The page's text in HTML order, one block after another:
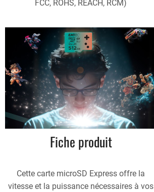
FCC, ROHS, REACH, RCM)
Fiche produit
Cette carte microSD Express offre la
vitesse et la puissance nécessaires à vos